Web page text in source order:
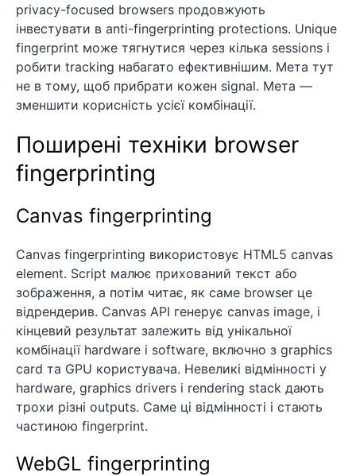
privacy-focused browsers продовжують
інвестувати в anti-fingerprinting protections. Unique
fingerprint може тягнутися через кілька sessions і
робити tracking набагато ефективнішим. Мета тут
не в тому, щоб прибрати кожен signal. Мета —
зменшити корисність усієї комбінації.
Поширені техніки browser
fingerprinting
Canvas fingerprinting
Canvas fingerprinting використовує HTML5 canvas
element. Script малює прихований текст або
зображення, а потім читає, як саме browser це
відрендерив. Canvas API генерує canvas image, і
кінцевий результат залежить від унікальної
комбінації hardware і software, включно з graphics
card та GPU користувача. Невеликі відмінності у
hardware, graphics drivers і rendering stack дають
трохи різні outputs. Саме ці відмінності і стають
частиною fingerprint.
WebGL fingerprinting